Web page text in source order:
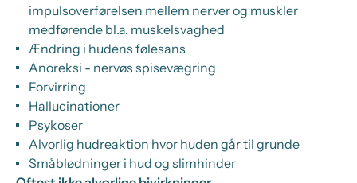
impulsoverførelsen mellem nerver og muskler
medførende bl.a. muskelsvaghed
Ændring i hudens følesans
Anoreksi - nervøs spisevægring
Forvirring
Hallucinationer
Psykoser
Alvorlig hudreaktion hvor huden går til grunde
Småblødninger i hud og slimhinder